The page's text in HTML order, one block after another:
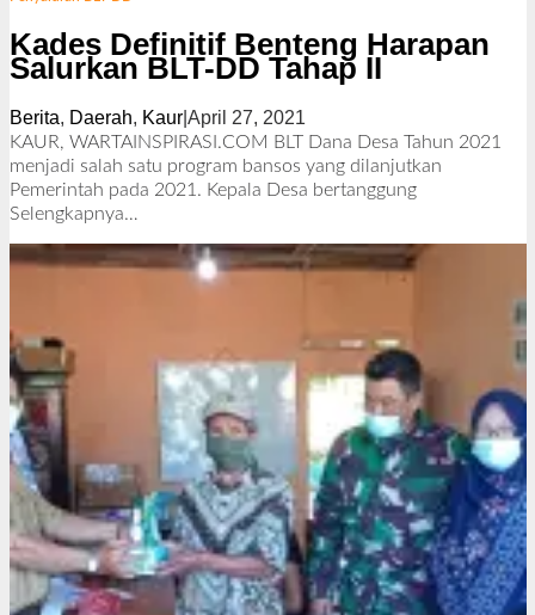
Kades Definitif Benteng Harapan
Salurkan BLT-DD Tahap II
Berita, Daerah, Kaur| April 27, 2021
l
e
h
d
i
KAUR, WARTAINSPIRASI.COM BLT Dana Desa Tahun 2021
menjadi salah satu program bansos yang dilanjutkan
Pemerintah pada 2021. Kepala Desa bertanggung
Selengkapnya…